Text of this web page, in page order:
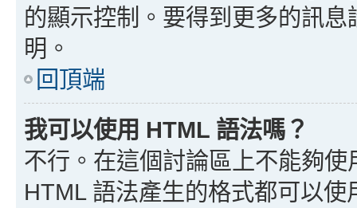
的顯示控制。要得到更多的訊
明。
回頂端
我可以使用 HTML 語法嗎？
不行。在這個討論區上不能夠
HTML 語法產生的格式都可以